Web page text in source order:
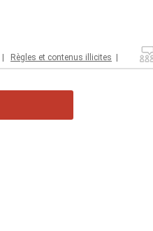
Règles et contenus illicites